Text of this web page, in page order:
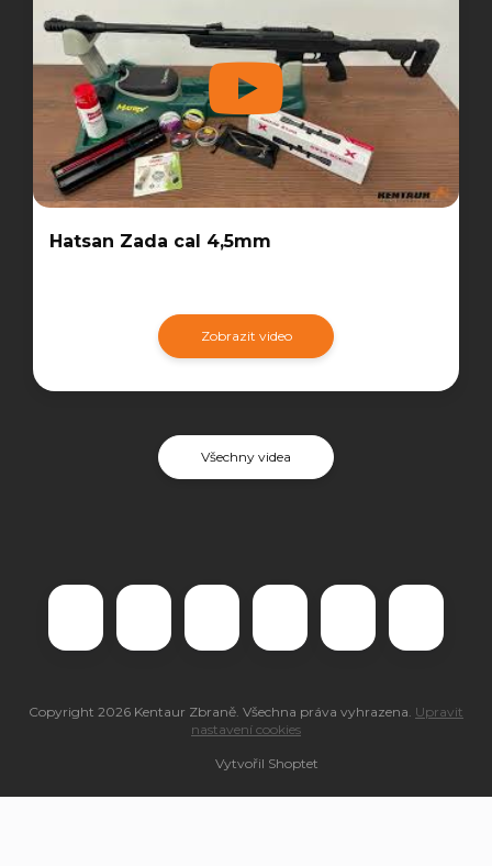
Hatsan Zada cal 4,5mm
Zobrazit video
Všechny videa
Vytvořil Shoptet
Copyright 2026 Kentaur Zbraně . Všechna práva vyhrazena. Upravit
nastavení cookies